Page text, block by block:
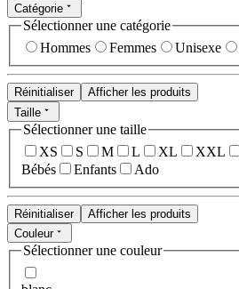
Catégorie
Sélectionner une catégorie
Hommes
Femmes Unisexe
Réinitialiser
Afficher les produits
Taille
Sélectionner une taille
XS
S M L XL XXL
Bébés
Enfants Ado
Réinitialiser
Afficher les produits
Couleur
Sélectionner une couleur